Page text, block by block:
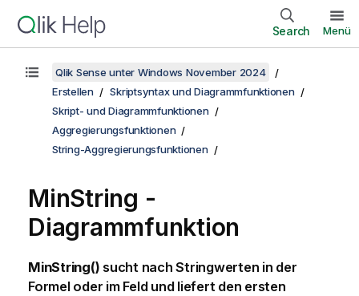
Search Menü
Qlik Sense unter Windows November 2024
Erstellen
Skriptsyntax und Diagrammfunktionen
Skript- und Diagrammfunktionen
Aggregierungsfunktionen
String-Aggregierungsfunktionen
MinString -
Diagrammfunktion
MinString() sucht nach Stringwerten in der
Formel oder im Feld und liefert den ersten